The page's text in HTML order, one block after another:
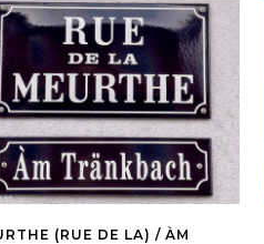
(RUE DE LA) / ÀM